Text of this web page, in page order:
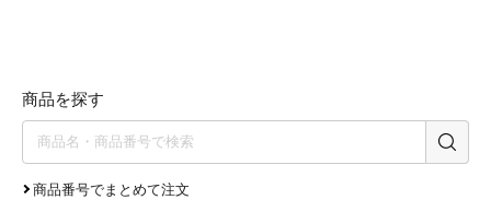
商品を探す
商品番号でまとめて注文